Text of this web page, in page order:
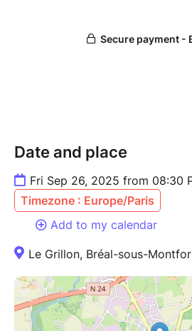
Date and place
Fri Sep 26, 2025 from 08:30
Timezone : Europe/Paris
Add to my calendar
Le Grillon, Bréal-sous-